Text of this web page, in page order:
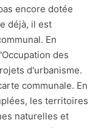
encore dotée
déjà, il est
En
des
d'urbanisme.
communale. En
les territoires
naturelles et